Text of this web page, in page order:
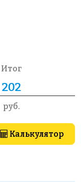
Итог
руб.
Калькулятор